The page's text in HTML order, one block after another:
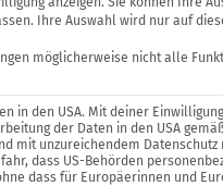
Ihre Auswahl wird nur auf
möglicherweise nicht alle
in den USA. Mit deiner
der Daten in den USA
mit unzureichendem Datenschutz
dass US-Behörden
dass für Europäerinnen und